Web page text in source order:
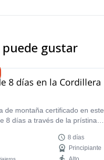
gustar
8 días en la Cordillera
de montaña certificado en este
8 días a través de la prístina
8 días
Principiante